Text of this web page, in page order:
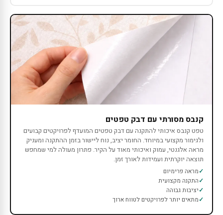
קנבס מסורתי עם דבק טפטים
טפט קנבס איכותי להתקנה עם דבק טפטים המועדף לפרויקטים קבועים
ולגימור מקצועי במיוחד. החומר יציב, נוח ליישור בזמן ההתקנה ומעניק
מראה אלגנטי, עמוק ואיכותי מאוד על הקיר. פתרון מעולה למי שמחפש
תוצאה יוקרתית ועמידות לאורך זמן.
מראה פרימיום
התקנה מקצועית
יציבות גבוהה
מתאים יותר לפרויקטים לטווח ארוך